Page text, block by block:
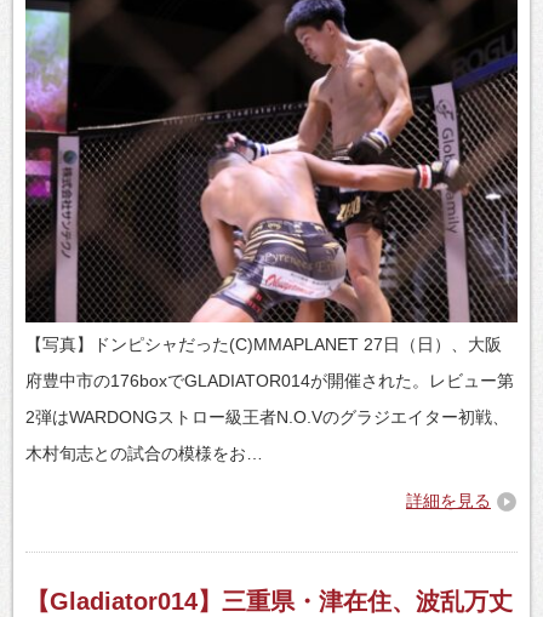
【写真】ドンピシャだった(C)MMAPLANET 27日（日）、大阪
府豊中市の176boxでGLADIATOR014が開催された。レビュー第
2弾はWARDONGストロー級王者N.O.Vのグラジエイター初戦、
木村旬志との試合の模様をお…
詳細を見る
【Gladiator014】三重県・津在住、波乱万丈